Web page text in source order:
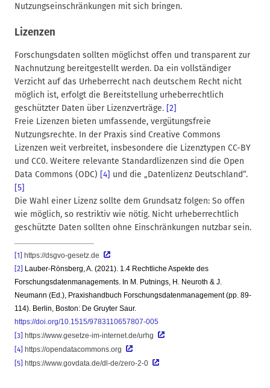
Nutzungseinschränkungen mit sich bringen.
Lizenzen
Forschungsdaten sollten möglichst offen und transparent zur
Nachnutzung bereitgestellt werden. Da ein vollständiger
Verzicht auf das Urheberrecht nach deutschem Recht nicht
möglich ist, erfolgt die Bereitstellung urheberrechtlich
geschützter Daten über Lizenzverträge. [2]
Freie Lizenzen bieten umfassende, vergütungsfreie
Nutzungsrechte. In der Praxis sind Creative Commons
Lizenzen weit verbreitet, insbesondere die Lizenztypen CC-BY
und CC0. Weitere relevante Standardlizenzen sind die Open
Data Commons (ODC) [4] und die „Datenlizenz Deutschland“.
[5]
Die Wahl einer Lizenz sollte dem Grundsatz folgen: So offen
wie möglich, so restriktiv wie nötig. Nicht urheberrechtlich
geschützte Daten sollten ohne Einschränkungen nutzbar sein.
[1] https://dsgvo-gesetz.de
[2] Lauber-Rönsberg, A. (2021). 1.4 Rechtliche Aspekte des
Forschungsdatenmanagements. In M. Putnings, H. Neuroth & J.
Neumann (Ed.), Praxishandbuch Forschungsdatenmanagement (pp. 89-
114). Berlin, Boston: De Gruyter Saur.
https://doi.org/10.1515/9783110657807-005
[3] https://www.gesetze-im-internet.de/urhg
[4] https://opendatacommons.org
[5] https://www.govdata.de/dl-de/zero-2-0